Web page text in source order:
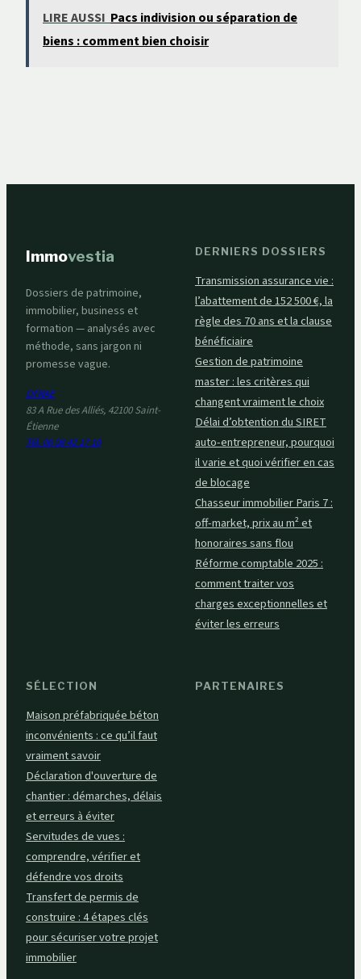
fiscalité foncière
clés d’une stratégie
immobilière
européenne
LIRE AUSSI Pacs indivision ou séparation de
biens : comment bien choisir
Immovestia
Dossiers de patrimoine,
immobilier, business et
formation — analysés avec
méthode, sans jargon ni
promesse vague.
OFRAE
83 A Rue des Alliés, 42100 Saint-
Étienne
Tél. 06 08 42 17 10
DERNIERS DOSSIERS
Transmission assurance vie :
l’abattement de 152 500 €, la
règle des 70 ans et la clause
bénéficiaire
Gestion de patrimoine
master : les critères qui
changent vraiment le choix
Délai d’obtention du SIRET
auto-entrepreneur, pourquoi
il varie et quoi vérifier en cas
de blocage
Chasseur immobilier Paris 7 :
off-market, prix au m² et
honoraires sans flou
Réforme comptable 2025 :
comment traiter vos
charges exceptionnelles et
éviter les erreurs
SÉLECTION
Maison préfabriquée béton
inconvénients : ce qu’il faut
vraiment savoir
Déclaration d'ouverture de
chantier : démarches, délais
et erreurs à éviter
Servitudes de vues :
comprendre, vérifier et
défendre vos droits
Transfert de permis de
construire : 4 étapes clés
pour sécuriser votre projet
immobilier
PARTENAIRES